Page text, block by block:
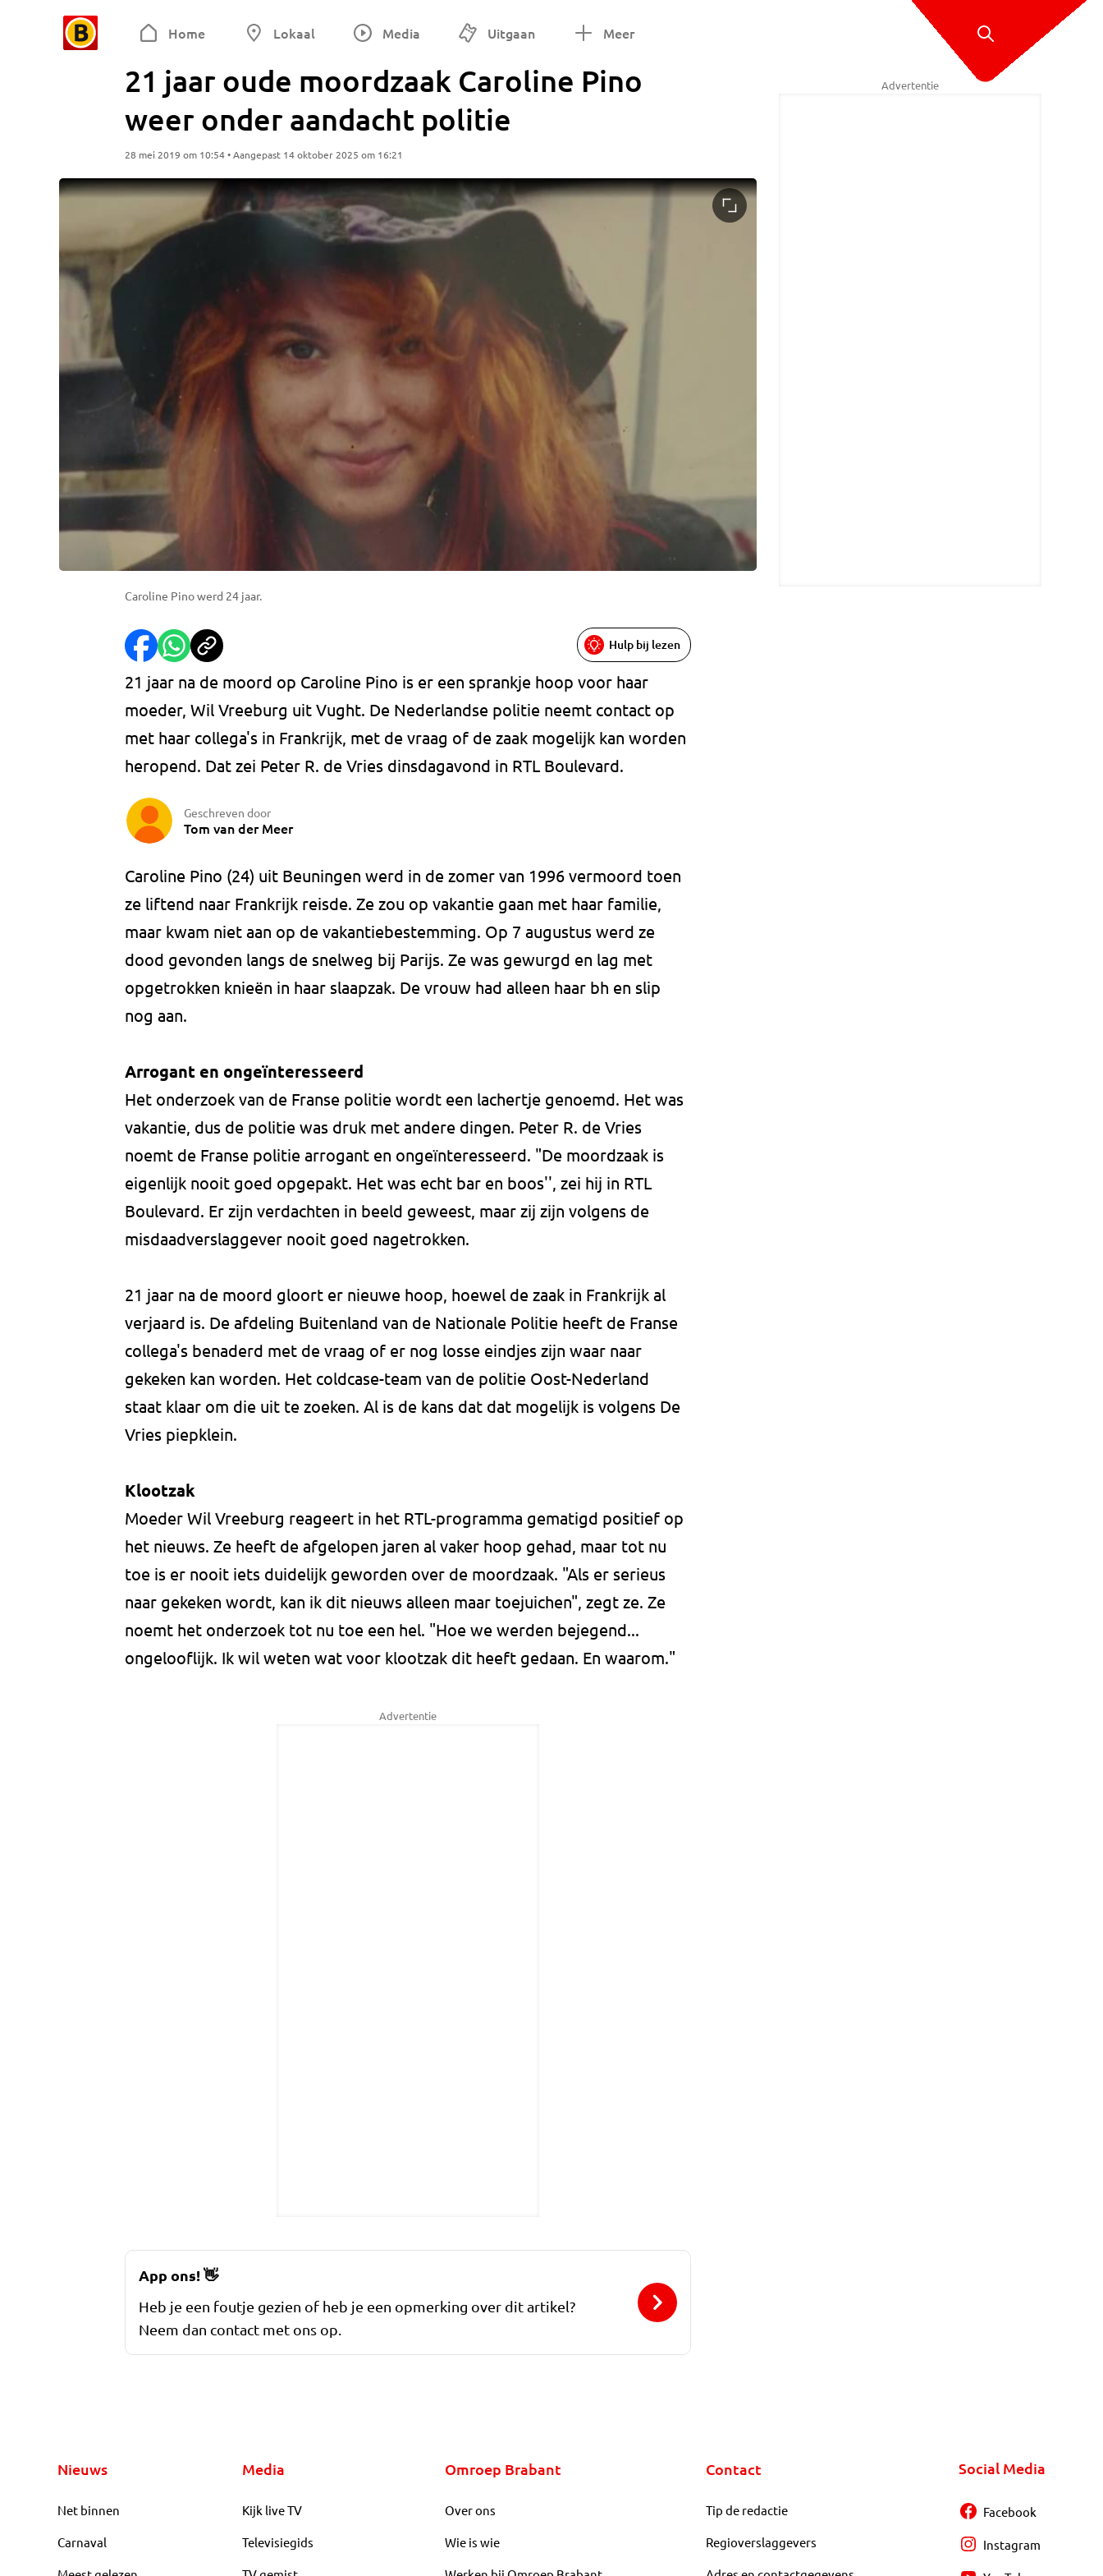
Home Lokaal Media Uitgaan Meer
21 jaar oude moordzaak Caroline Pino
weer onder aandacht politie
28 mei 2019 om 10:54 • Aangepast 14 oktober 2025 om 16:21
Caroline Pino werd 24 jaar.
Hulp bij lezen
21 jaar na de moord op Caroline Pino is er een sprankje hoop voor haar
moeder, Wil Vreeburg uit Vught. De Nederlandse politie neemt contact op
met haar collega's in Frankrijk, met de vraag of de zaak mogelijk kan worden
heropend. Dat zei Peter R. de Vries dinsdagavond in RTL Boulevard.
Geschreven door
Tom van der Meer
Caroline Pino (24) uit Beuningen werd in de zomer van 1996 vermoord toen
ze liftend naar Frankrijk reisde. Ze zou op vakantie gaan met haar familie,
maar kwam niet aan op de vakantiebestemming. Op 7 augustus werd ze
dood gevonden langs de snelweg bij Parijs. Ze was gewurgd en lag met
opgetrokken knieën in haar slaapzak. De vrouw had alleen haar bh en slip
nog aan.
Arrogant en ongeïnteresseerd
Het onderzoek van de Franse politie wordt een lachertje genoemd. Het was
vakantie, dus de politie was druk met andere dingen. Peter R. de Vries
noemt de Franse politie arrogant en ongeïnteresseerd. "De moordzaak is
eigenlijk nooit goed opgepakt. Het was echt bar en boos'', zei hij in RTL
Boulevard. Er zijn verdachten in beeld geweest, maar zij zijn volgens de
misdaadverslaggever nooit goed nagetrokken.
21 jaar na de moord gloort er nieuwe hoop, hoewel de zaak in Frankrijk al
verjaard is. De afdeling Buitenland van de Nationale Politie heeft de Franse
collega's benaderd met de vraag of er nog losse eindjes zijn waar naar
gekeken kan worden. Het coldcase-team van de politie Oost-Nederland
staat klaar om die uit te zoeken. Al is de kans dat dat mogelijk is volgens De
Vries piepklein.
Klootzak
Moeder Wil Vreeburg reageert in het RTL-programma gematigd positief op
het nieuws. Ze heeft de afgelopen jaren al vaker hoop gehad, maar tot nu
toe is er nooit iets duidelijk geworden over de moordzaak. "Als er serieus
naar gekeken wordt, kan ik dit nieuws alleen maar toejuichen", zegt ze. Ze
noemt het onderzoek tot nu toe een hel. "Hoe we werden bejegend...
ongelooflijk. Ik wil weten wat voor klootzak dit heeft gedaan. En waarom."
Advertentie
Advertentie
App ons!👋
Heb je een foutje gezien of heb je een opmerking over dit artikel?
Neem dan contact met ons op.
Nieuws
Net binnen
Carnaval
Media
Kijk live TV
Televisiegids
Omroep Brabant
Over ons
Wie is wie
Contact
Tip de redactie
Regioverslaggevers
Social Media
Facebook
Instagram